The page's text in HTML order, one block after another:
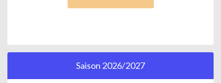
Saison 2026/2027